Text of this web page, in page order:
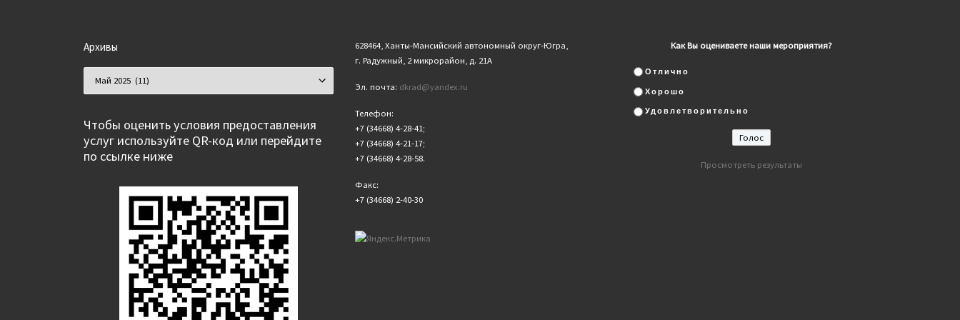
Архивы
Чтобы оценить условия предоставления
услуг используйте QR-код или перейдите
по ссылке ниже
628464, Ханты-Мансийский автономный округ-Югра,
г. Радужный, 2 микрорайон, д. 21А
Эл. почта: dkrad@yandex.ru
Телефон:
+7 (34668) 4-28-41;
+7 (34668) 4-21-17;
+7 (34668) 4-28-58.
Факс:
+7 (34668) 2-40-30
Как Вы оцениваете наши мероприятия?
Отлично
Хорошо
Удовлетворительно
Просмотреть результаты